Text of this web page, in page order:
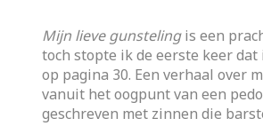
Mijn lieve gunstelingis een
toch stopte ik de eerste keer dat
op pagina 30. Een verhaal over
vanuit het oogpunt van een
geschreven met zinnen die